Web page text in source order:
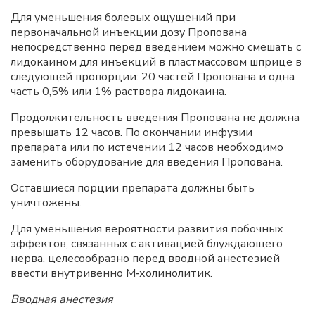
Для уменьшения болевых ощущений при
первоначальной инъекции дозу Пропована
непосредственно перед введением можно смешать с
лидокаином для инъекций в пластмассовом шприце в
следующей пропорции: 20 частей Пропована и одна
часть 0,5% или 1% раствора лидокаина.
Продолжительность введения Пропована не должна
превышать 12 часов. По окончании инфузии
препарата или по истечении 12 часов необходимо
заменить оборудование для введения Пропована.
Оставшиеся порции препарата должны быть
уничтожены.
Для уменьшения вероятности развития побочных
эффектов, связанных с активацией блуждающего
нерва, целесообразно перед вводной анестезией
ввести внутривенно М‑холинолитик.
Вводная анестезия